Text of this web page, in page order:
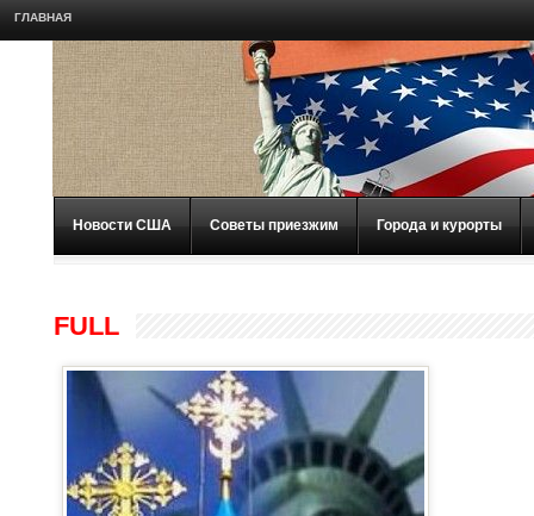
ГЛАВНАЯ
Новости США Советы приезжим Города и курорты
FULL